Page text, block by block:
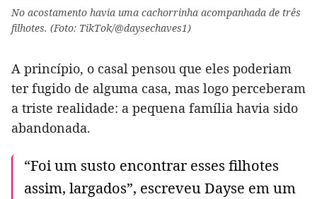
No acostamento havia uma cachorrinha acompanhada de três
filhotes. (Foto: TikTok/@daysechaves1)
A princípio, o casal pensou que eles poderiam
ter fugido de alguma casa, mas logo perceberam
a triste realidade: a pequena família havia sido
abandonada.
“Foi um susto encontrar esses filhotes
assim, largados”, escreveu Dayse em um